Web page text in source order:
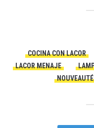
COCINA CON LACOR
LACOR MENAJE
NOUVEAUTÉ